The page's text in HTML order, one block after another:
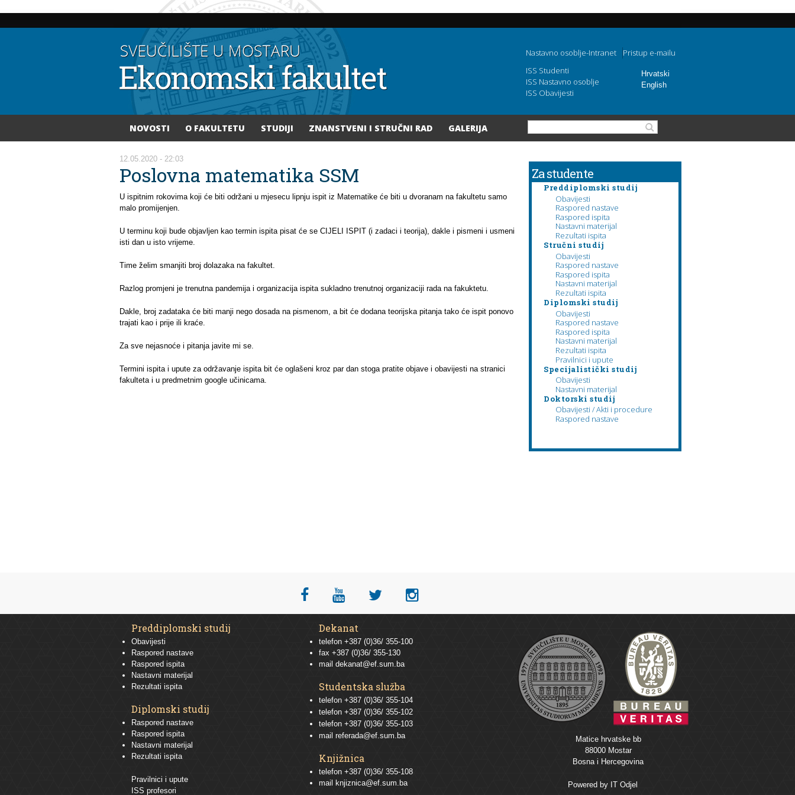
glavni
Hrvatski
English
Nastavno osoblje-Intranet
Pristup e-mailu
ISS Studenti
ISS Nastavno osoblje
ISS Obavijesti
NOVOSTI O FAKULTETU STUDIJI ZNANSTVENI I STRUČNI RAD GALERIJA Obrazac pretraživanja
Vi ste ovdje
12.05.2020 - 22:03
Poslovna matematika SSM
U ispitnim rokovima koji će biti održani u mjesecu lipnju ispit iz Matematike će biti u dvoranam na fakultetu samo
malo promijenjen.
U terminu koji bude objavljen kao termin ispita pisat će se CIJELI ISPIT (i zadaci i teorija), dakle i pismeni i usmeni
isti dan u isto vrijeme.
Time želim smanjiti broj dolazaka na fakultet.
Razlog promjeni je trenutna pandemija i organizacija ispita sukladno trenutnoj organizaciji rada na fakuktetu.
Dakle, broj zadataka će biti manji nego dosada na pismenom, a bit će dodana teorijska pitanja tako će ispit ponovo
trajati kao i prije ili kraće.
Za sve nejasnoće i pitanja javite mi se.
Termini ispita i upute za održavanje ispita bit će oglašeni kroz par dan stoga pratite objave i obavijesti na stranici
fakulteta i u predmetnim google učinicama.
Za studente
Preddiplomski studij
Obavijesti
Raspored nastave
Raspored ispita
Nastavni materijal
Rezultati ispita
Stručni studij
Obavijesti
Raspored nastave
Raspored ispita
Nastavni materijal
Rezultati ispita
Diplomski studij
Obavijesti
Raspored nastave
Raspored ispita
Nastavni materijal
Rezultati ispita
Pravilnici i upute
Specijalistički studij
Obavijesti
Nastavni materijal
Doktorski studij
Obavijesti / Akti i procedure
Raspored nastave
Preddiplomski studij
Obavijesti
Raspored nastave
Raspored ispita
Nastavni materijal
Rezultati ispita
Diplomski studij
Raspored nastave
Raspored ispita
Nastavni materijal
Rezultati ispita
Pravilnici i upute
ISS profesori
Dekanat
telefon +387 (0)36/ 355-100
fax +387 (0)36/ 355-130
mail dekanat@ef.sum.ba
Studentska služba
telefon +387 (0)36/ 355-104
telefon +387 (0)36/ 355-102
telefon +387 (0)36/ 355-103
mail referada@ef.sum.ba
Knjižnica
telefon +387 (0)36/ 355-108
mail
knjiznica@ef.sum.ba
Matice hrvatske bb
88000 Mostar
Bosna i Hercegovina
Powered by IT Odjel